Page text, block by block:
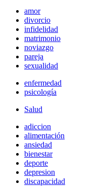
amor
divorcio
infidelidad
matrimonio
noviazgo
pareja
sexualidad
enfermedad
psicología
Salud
adiccion
alimentación
ansiedad
bienestar
deporte
depresion
discapacidad